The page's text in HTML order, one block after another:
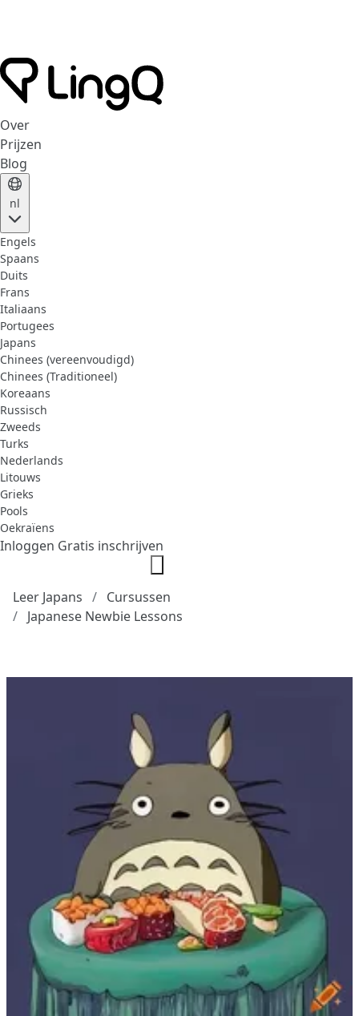
Over
Prijzen
Blog
nl
Engels
Spaans
Duits
Frans
Italiaans
Portugees
Japans
Chinees (vereenvoudigd)
Chinees (Traditioneel)
Koreaans
Russisch
Zweeds
Turks
Nederlands
Litouws
Grieks
Pools
Oekraïens
Inloggen Gratis inschrijven
Leer Japans
Cursussen
Japanese Newbie Lessons